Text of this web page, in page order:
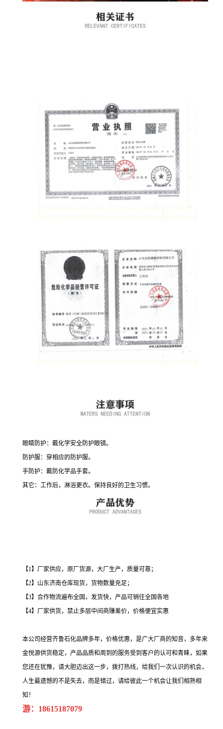
眼睛防护：戴化学安全防护眼镜。
防护服：穿相应的防护服。
手防护：戴防化学品手套。
其它：工作后，淋浴更衣。保持良好的卫生习惯。
【1】厂家供应，原厂货源，大厂生产，质量可靠；
【2】山东济南仓库现货，货物数量充足；
【3】合作物流遍布全国，发货快，产品可销往全国各地
【4】厂家供货，禁止多层中间商赚差价，价格便宜实惠
本公司经营齐鲁石化品牌多年，价格优惠，是广大厂商的知音，多年来
金悦源供货稳定，产品品质和周到的服务受到客户的认可和青睐，如果
您还在犹豫，请大胆迈出这一步，拨打热线，给我们一次认识的机会，
人生最遗憾的不是失去，而是错过，请给彼此一个机会让我们相熟相
知！
游：18615187079